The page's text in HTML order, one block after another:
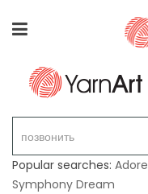
Popular searches: Adore
Symphony Dream